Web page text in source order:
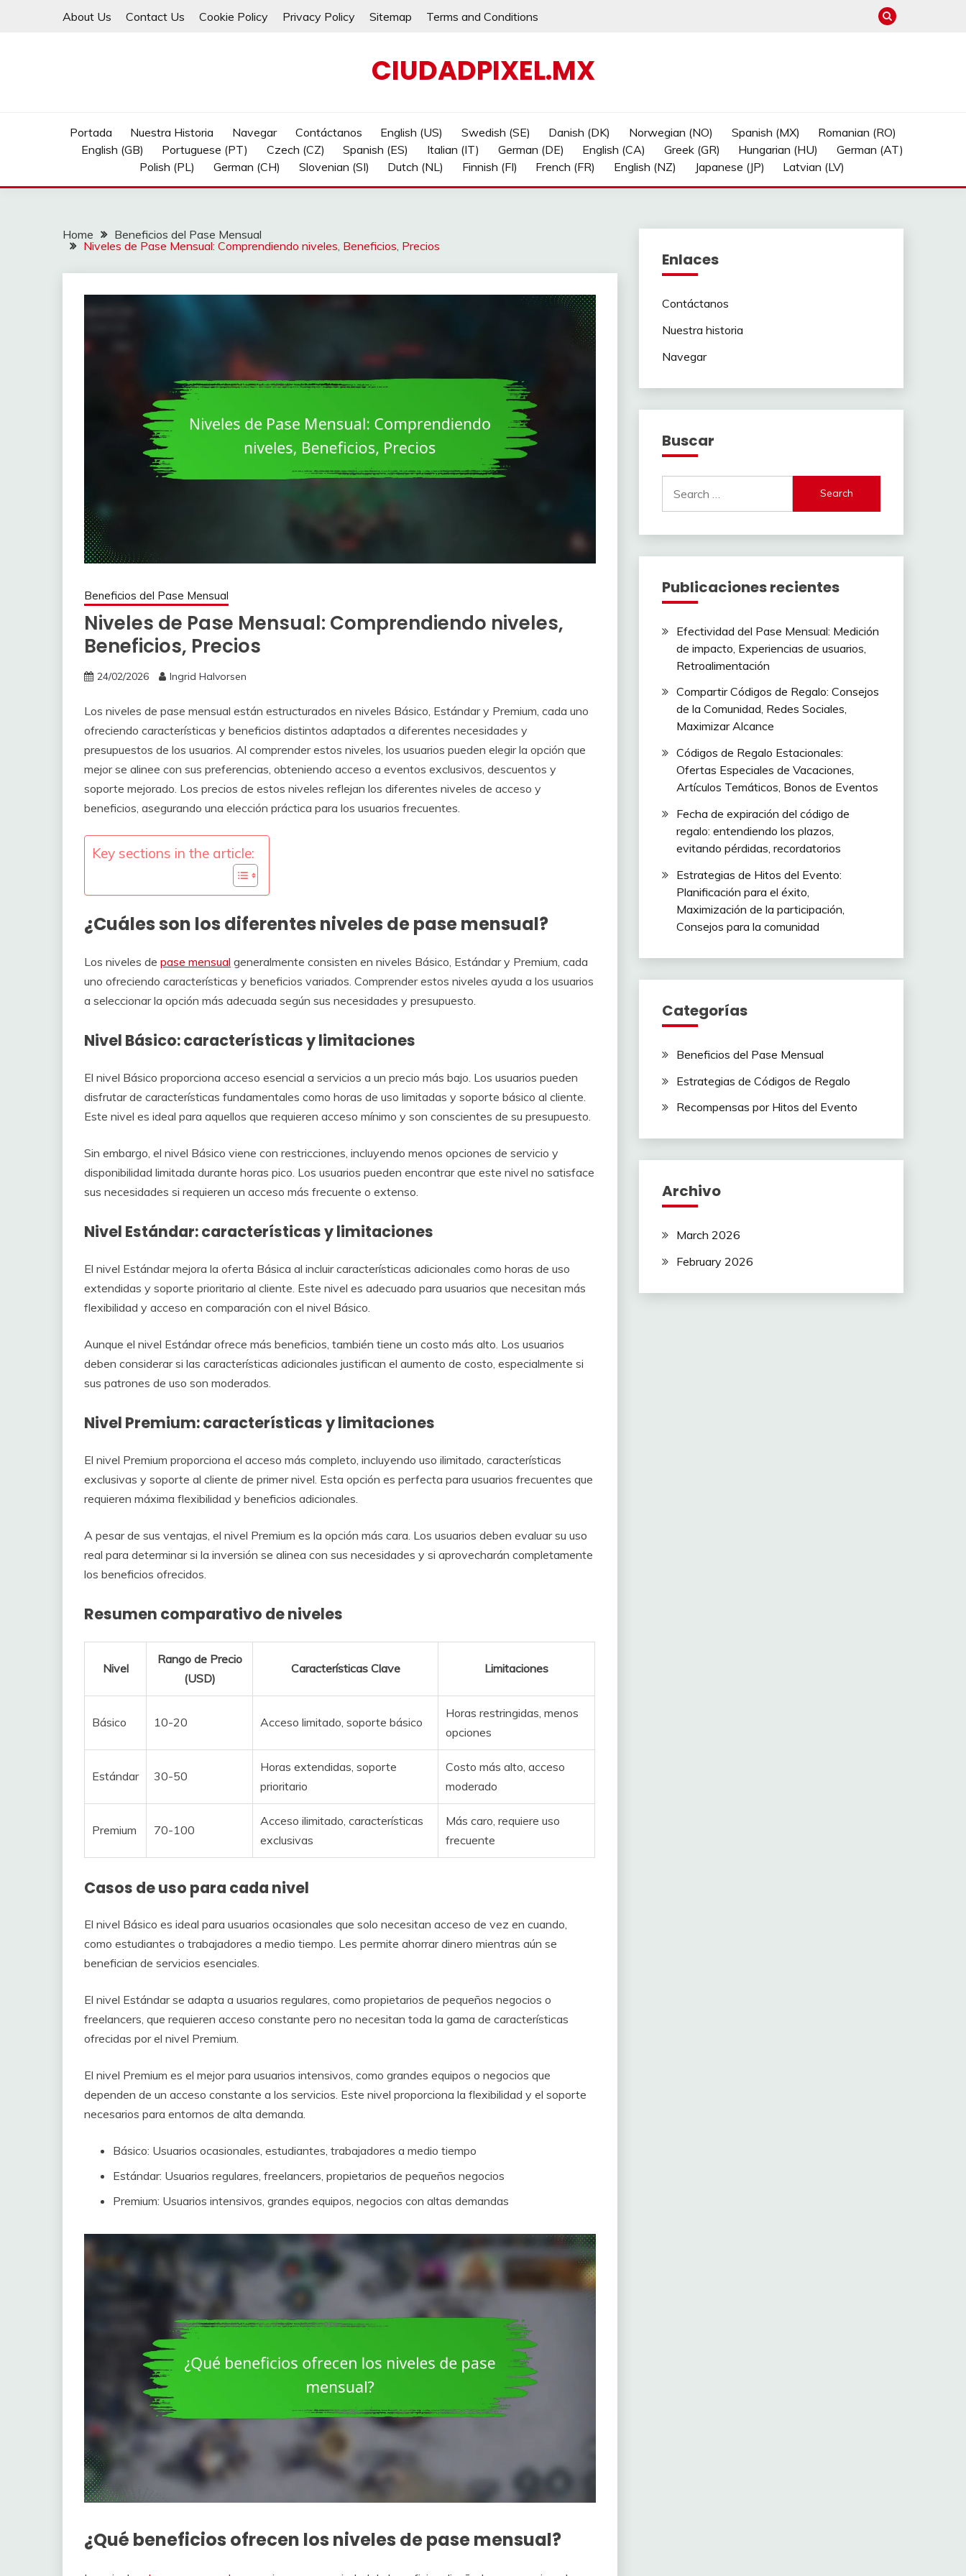
About Us Contact Us Cookie Policy Privacy Policy Sitemap Terms and Conditions
CIUDADPIXEL.MX
Portada Nuestra Historia Navegar Contáctanos English (US) Swedish (SE) Danish (DK) Norwegian (NO) Spanish (MX)
Romanian (RO)
English (GB)
Portuguese (PT) Czech (CZ) Spanish (ES) Italian (IT) German (DE) English (CA) Greek (GR) Hungarian (HU)
German (AT)
Polish (PL)
German (CH) Slovenian (SI) Dutch (NL) Finnish (FI) French (FR) English (NZ) Japanese (JP) Latvian (LV)
Home
Beneficios del Pase Mensual
Niveles de Pase Mensual: Comprendiendo niveles, Beneficios, Precios
Beneficios del Pase Mensual
Niveles de Pase Mensual: Comprendiendo niveles,
Beneficios, Precios
24/02/2026 Ingrid Halvorsen
Los niveles de pase mensual están estructurados en niveles Básico, Estándar y Premium, cada uno
ofreciendo características y beneficios distintos adaptados a diferentes necesidades y
presupuestos de los usuarios. Al comprender estos niveles, los usuarios pueden elegir la opción que
mejor se alinee con sus preferencias, obteniendo acceso a eventos exclusivos, descuentos y
soporte mejorado. Los precios de estos niveles reflejan los diferentes niveles de acceso y
beneficios, asegurando una elección práctica para los usuarios frecuentes.
Key sections in the article:
¿Cuáles son los diferentes niveles de pase mensual?
Los niveles de pase mensual generalmente consisten en niveles Básico, Estándar y Premium, cada
uno ofreciendo características y beneficios variados. Comprender estos niveles ayuda a los usuarios
a seleccionar la opción más adecuada según sus necesidades y presupuesto.
Nivel Básico: características y limitaciones
El nivel Básico proporciona acceso esencial a servicios a un precio más bajo. Los usuarios pueden
disfrutar de características fundamentales como horas de uso limitadas y soporte básico al cliente.
Este nivel es ideal para aquellos que requieren acceso mínimo y son conscientes de su presupuesto.
Sin embargo, el nivel Básico viene con restricciones, incluyendo menos opciones de servicio y
disponibilidad limitada durante horas pico. Los usuarios pueden encontrar que este nivel no satisface
sus necesidades si requieren un acceso más frecuente o extenso.
Nivel Estándar: características y limitaciones
El nivel Estándar mejora la oferta Básica al incluir características adicionales como horas de uso
extendidas y soporte prioritario al cliente. Este nivel es adecuado para usuarios que necesitan más
flexibilidad y acceso en comparación con el nivel Básico.
Aunque el nivel Estándar ofrece más beneficios, también tiene un costo más alto. Los usuarios
deben considerar si las características adicionales justifican el aumento de costo, especialmente si
sus patrones de uso son moderados.
Nivel Premium: características y limitaciones
El nivel Premium proporciona el acceso más completo, incluyendo uso ilimitado, características
exclusivas y soporte al cliente de primer nivel. Esta opción es perfecta para usuarios frecuentes que
requieren máxima flexibilidad y beneficios adicionales.
A pesar de sus ventajas, el nivel Premium es la opción más cara. Los usuarios deben evaluar su uso
real para determinar si la inversión se alinea con sus necesidades y si aprovecharán completamente
los beneficios ofrecidos.
Resumen comparativo de niveles
Nivel
Rango de Precio
(USD)
Características Clave Limitaciones
Básico 10-20 Acceso limitado, soporte básico
Horas restringidas, menos
opciones
Estándar 30-50
Horas extendidas, soporte
prioritario
Costo más alto, acceso
moderado
Premium 70-100
Acceso ilimitado, características
exclusivas
Más caro, requiere uso
frecuente
Casos de uso para cada nivel
El nivel Básico es ideal para usuarios ocasionales que solo necesitan acceso de vez en cuando,
como estudiantes o trabajadores a medio tiempo. Les permite ahorrar dinero mientras aún se
benefician de servicios esenciales.
El nivel Estándar se adapta a usuarios regulares, como propietarios de pequeños negocios o
freelancers, que requieren acceso constante pero no necesitan toda la gama de características
ofrecidas por el nivel Premium.
El nivel Premium es el mejor para usuarios intensivos, como grandes equipos o negocios que
dependen de un acceso constante a los servicios. Este nivel proporciona la flexibilidad y el soporte
necesarios para entornos de alta demanda.
Básico: Usuarios ocasionales, estudiantes, trabajadores a medio tiempo
Estándar: Usuarios regulares, freelancers, propietarios de pequeños negocios
Premium: Usuarios intensivos, grandes equipos, negocios con altas demandas
¿Qué beneficios ofrecen los niveles de pase mensual?
Enlaces
Contáctanos
Nuestra historia
Navegar
Buscar
for:
Publicaciones recientes
Efectividad del Pase Mensual: Medición
de impacto, Experiencias de usuarios,
Retroalimentación
Compartir Códigos de Regalo: Consejos
de la Comunidad, Redes Sociales,
Maximizar Alcance
Códigos de Regalo Estacionales:
Ofertas Especiales de Vacaciones,
Artículos Temáticos, Bonos de Eventos
Fecha de expiración del código de
regalo: entendiendo los plazos,
evitando pérdidas, recordatorios
Estrategias de Hitos del Evento:
Planificación para el éxito,
Maximización de la participación,
Consejos para la comunidad
Categorías
Beneficios del Pase Mensual
Estrategias de Códigos de Regalo
Recompensas por Hitos del Evento
Archivo
March 2026
February 2026